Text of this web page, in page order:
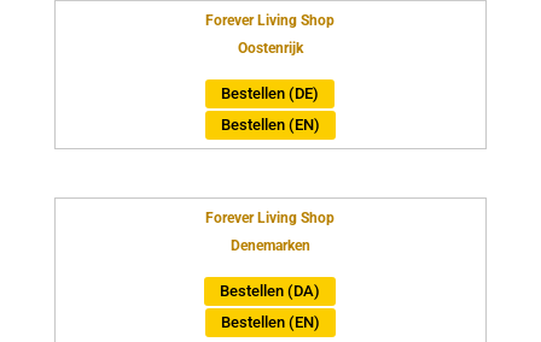
Forever Living Shop
Oostenrijk
Bestellen (DE)
Bestellen (EN)
Forever Living Shop
Denemarken
Bestellen (DA)
Bestellen (EN)